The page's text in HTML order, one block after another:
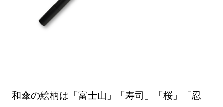
和傘の絵柄は「富士山」「寿司」「桜」「忍